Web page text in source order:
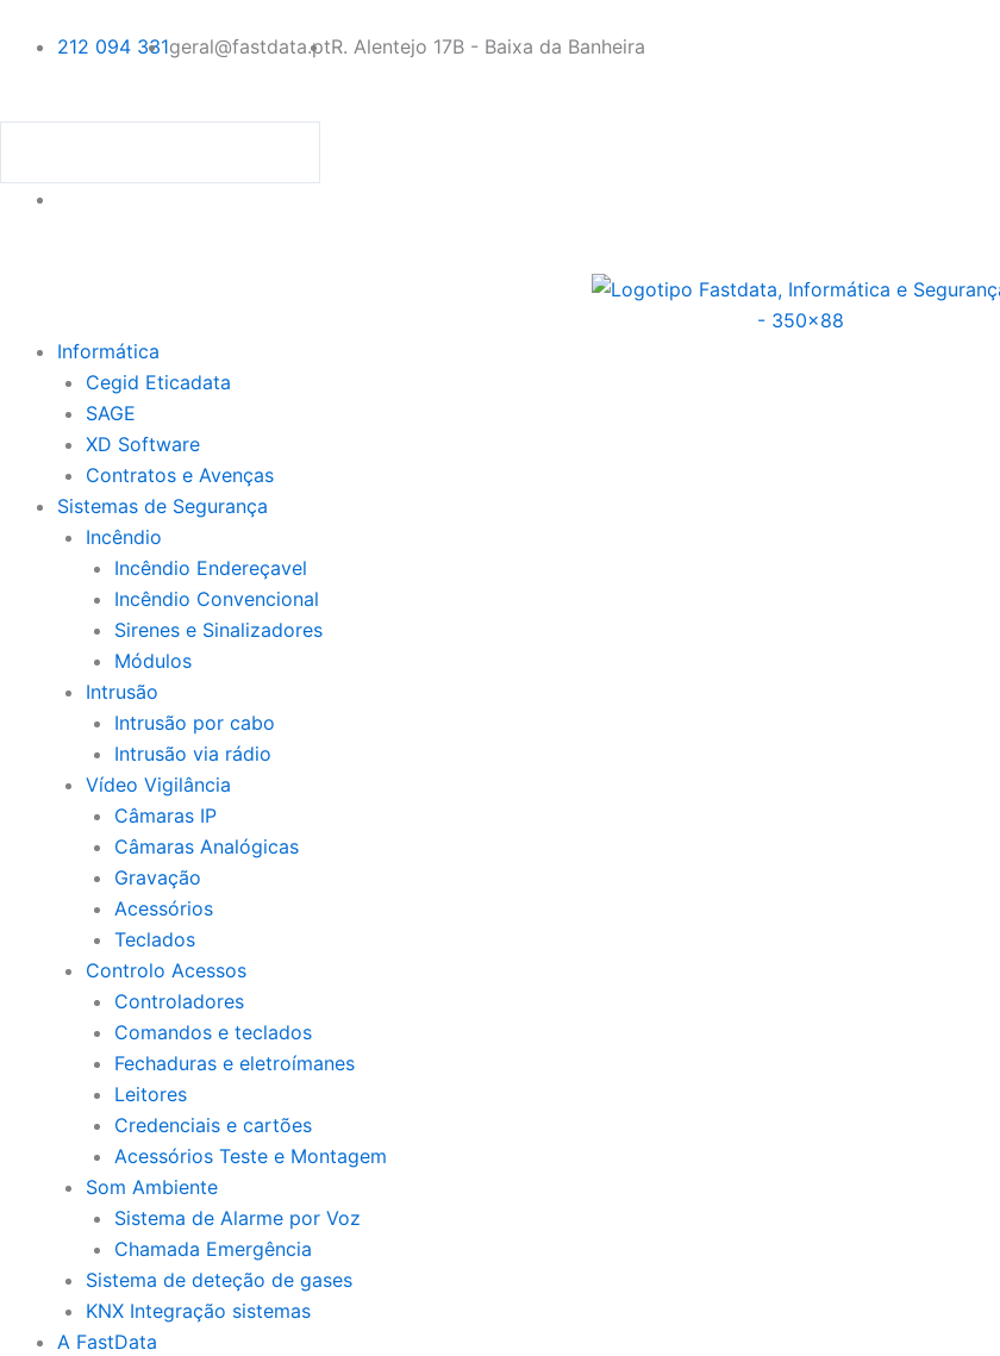
212 094 331geral@fastdata.ptR. Alentejo 17B - Baixa da Banheira
Informática
Cegid Eticadata
SAGE
XD Software
Contratos e Avenças
Sistemas de Segurança
Incêndio
Incêndio Endereçavel
Incêndio Convencional
Sirenes e Sinalizadores
Módulos
Intrusão
Intrusão por cabo
Intrusão via rádio
Vídeo Vigilância
Câmaras IP
Câmaras Analógicas
Gravação
Acessórios
Teclados
Controlo Acessos
Controladores
Comandos e teclados
Fechaduras e eletroímanes
Leitores
Credenciais e cartões
Acessórios Teste e Montagem
Som Ambiente
Sistema de Alarme por Voz
Chamada Emergência
Sistema de deteção de gases
KNX Integração sistemas
A FastData
Menu